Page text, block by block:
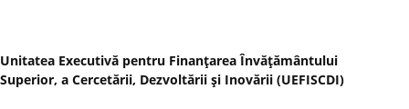
Unitatea Executivă pentru Finanţarea Învăţământului
Superior, a Cercetării, Dezvoltării şi Inovării (UEFISCDI)